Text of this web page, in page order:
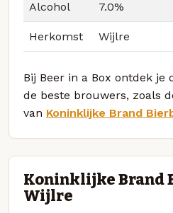
Alcohol 7.0%
Herkomst Wijlre
Bij Beer in a Box ontdek je
de beste brouwers, zoals
van Koninklijke Brand
Koninklijke Brand
Wijlre